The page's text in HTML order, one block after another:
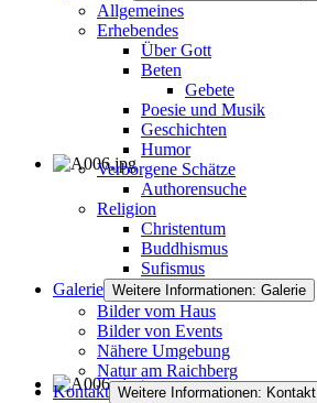
Allgemeines
Erhebendes
Über Gott
Beten
Gebete
Poesie und Musik
Geschichten
Humor
Verborgene Schätze
Authorensuche
Religion
Christentum
Buddhismus
Sufismus
Galerie Weitere Informationen: Galerie
Bilder vom Haus
Bilder von Events
Nähere Umgebung
Natur am Raichberg
Kontakt Weitere Informationen: Kontakt